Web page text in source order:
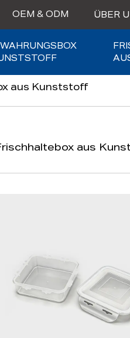
OEM & ODM ÜBER
aus Kunststoff
aus